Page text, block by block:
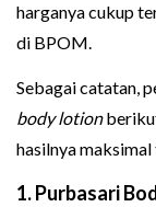
harganya cukup
di BPOM.
Sebagai catatan,
body lotion
hasilnya
1. Purbasari